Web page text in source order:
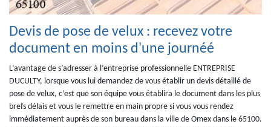
Devis de pose de velux : recevez votre
document en moins d'une journéé
L’avantage de s’adresser à l’entreprise professionnelle ENTREPRISE
DUCULTY, lorsque vous lui demandez de vous établir un devis détaillé de
pose de velux, c’est que son équipe vous établira le document dans les plus
brefs délais et vous le remettre en main propre si vous vous rendez
immédiatement auprès de son bureau dans la ville de Omex dans le 65100.